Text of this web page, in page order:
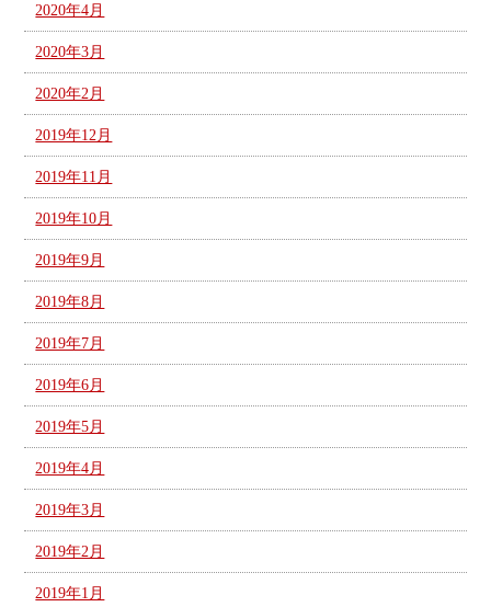
2020年4月
2020年3月
2020年2月
2019年12月
2019年11月
2019年10月
2019年9月
2019年8月
2019年7月
2019年6月
2019年5月
2019年4月
2019年3月
2019年2月
2019年1月